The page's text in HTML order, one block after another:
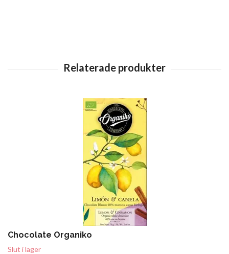
Chocolate Organiko
Slut i lager